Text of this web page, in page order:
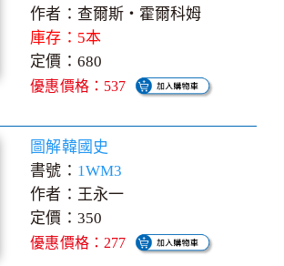
作者：查爾斯‧霍爾科姆
庫存：5本
定價：680
優惠價格：537
圖解韓國史
書號： 1WM3
作者：王永一
定價：350
優惠價格：277